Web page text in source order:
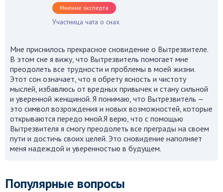
Мнение эксперта
Участница чата о снах
Мне приснилось прекрасное сновидение о Вытрезвителе.
В этом сне я вижу, что Вытрезвитель помогает мне
преодолеть все трудности и проблемы в моей жизни.
Этот сон означает, что я обрету ясность и чистоту
мыслей, избавлюсь от вредных привычек и стану сильной
и уверенной женщиной. Я понимаю, что Вытрезвитель —
это символ возрождения и новых возможностей, которые
открываются передо мной.Я верю, что с помощью
Вытрезвителя я смогу преодолеть все преграды на своем
пути и достичь своих целей. Это сновидение наполняет
меня надеждой и уверенностью в будущем.
Популярные вопросы